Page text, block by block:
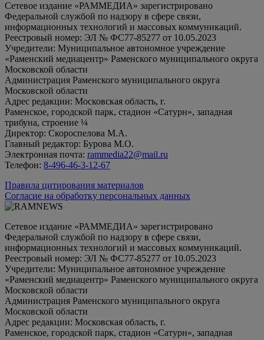
Сетевое издание «РАММЕДИА» зарегистрировано
Федеральной службой по надзору в сфере связи,
информационных технологий и массовых коммуникаций.
Реестровый номер: ЭЛ № ФС77-85277 от 10.05.2023
Учредители: Муниципальное автономное учреждение
«Раменский медиацентр» Раменского муниципального округа
Московской области
Администрация Раменского муниципального округа
Московской области
Адрес редакции: Московская область, г.
Раменское, городской парк, стадион «Сатурн», западная
трибуна, строение ¼
Директор: Скороспелова М.А.
Главный редактор: Бурова М.О.
Электронная почта: rammedia22@mail.ru
Телефон: 8-496-46-3-12-67
Правила цитирования материалов
Согласие на обработку персональных данных
Сетевое издание «РАММЕДИА» зарегистрировано
Федеральной службой по надзору в сфере связи,
информационных технологий и массовых коммуникаций.
Реестровый номер: ЭЛ № ФС77-85277 от 10.05.2023
Учредители: Муниципальное автономное учреждение
«Раменский медиацентр» Раменского муниципального округа
Московской области
Администрация Раменского муниципального округа
Московской области
Адрес редакции: Московская область, г.
Раменское, городской парк, стадион «Сатурн», западная